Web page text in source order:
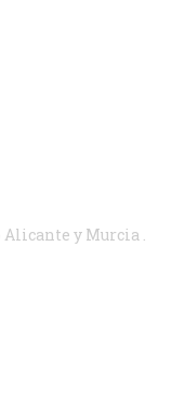
y Murcia .